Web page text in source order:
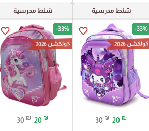
شنط مدرسية
favorite_border -33%
كولكشن 2026
30 ₪ 20 ₪
شنط مدرسية
favorite_border -33%
كولكشن 2026
30 ₪ 20 ₪